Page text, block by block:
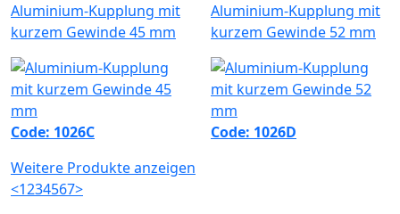
Aluminium-Kupplung mit
kurzem Gewinde 45 mm
Code: 1026C
Aluminium-Kupplung mit
kurzem Gewinde 52 mm
Code: 1026D
Weitere Produkte anzeigen
<1234567>